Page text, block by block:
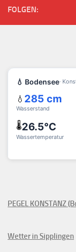
FOLGEN:
PEGEL KONSTANZ
Wetter in Sipplingen